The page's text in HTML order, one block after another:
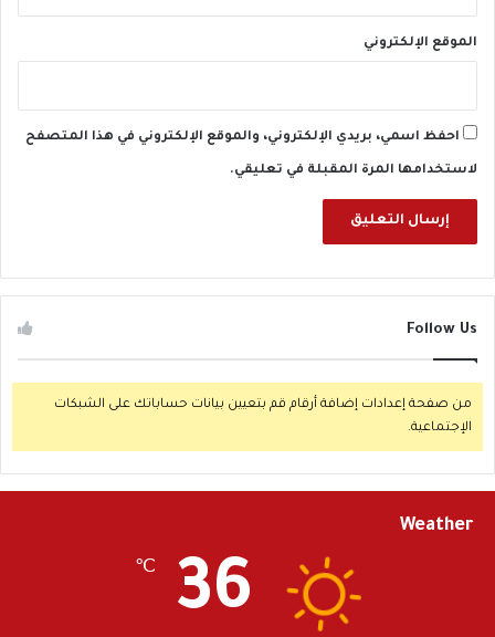
الموقع الإلكتروني
احفظ اسمي، بريدي الإلكتروني، والموقع الإلكتروني في هذا المتصفح
لاستخدامها المرة المقبلة في تعليقي.
Follow Us
من صفحة إعدادات إضافة أرقام قم بتعيين بيانات حساباتك على الشبكات
الإجتماعية.
Weather
36
℃